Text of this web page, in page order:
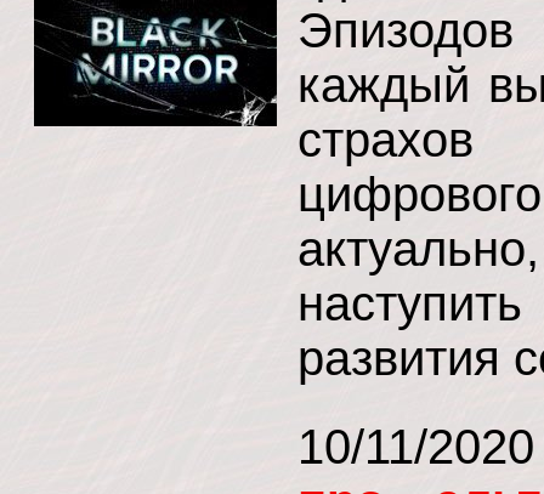
каждый
страхов
развития
10/11/